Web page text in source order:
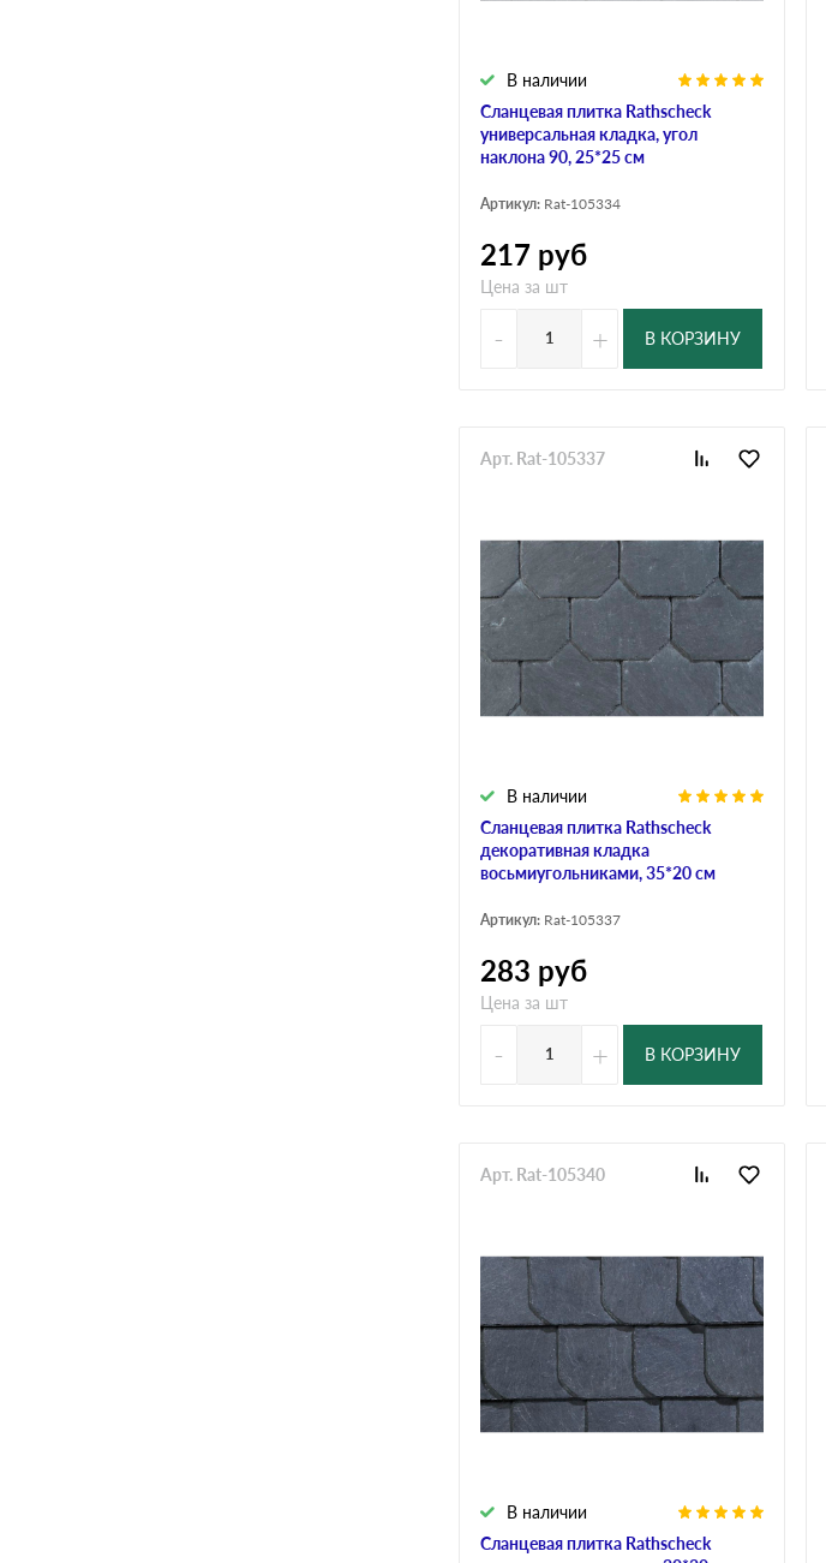
Сланцевая плитка Rathscheck
универсальная кладка, угол
наклона 90, 25*25 см
В наличии
Артикул: Rat-105334
217 руб
Цена за шт
- + В КОРЗИНУ
Сланцевая плитка Rathscheck
декоративная кладка
восьмиугольниками, 35*20 см
В наличии
Арт. Rat-105337
Артикул: Rat-105337
283 руб
Цена за шт
- + В КОРЗИНУ
Сланцевая плитка Rathscheck
В наличии
Арт. Rat-105340